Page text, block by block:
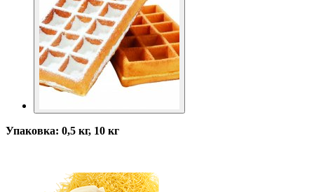
Упаковка: 0,5 кг, 10 кг